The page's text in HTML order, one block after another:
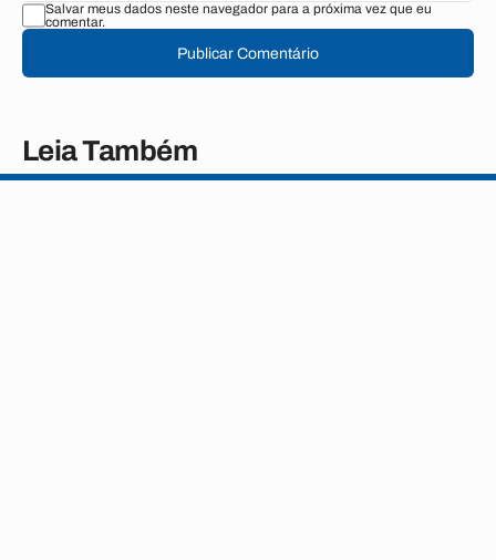
Salvar meus dados neste navegador para a próxima vez que eu
comentar.
Publicar Comentário
Leia Também